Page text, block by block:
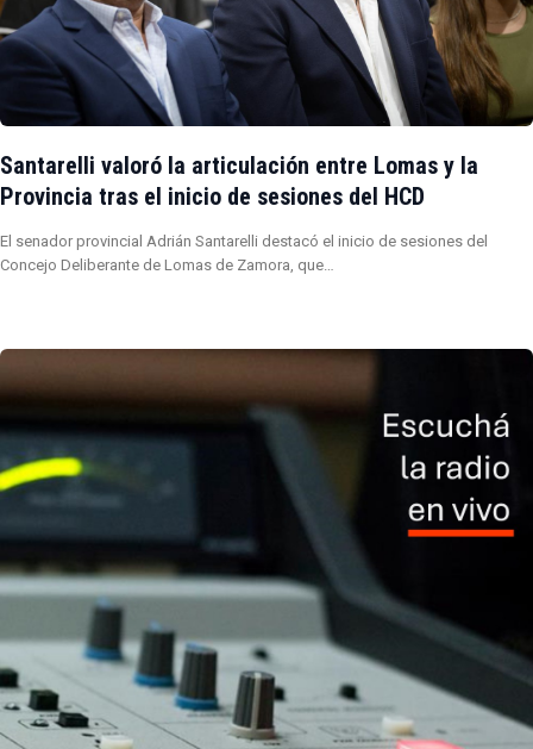
Santarelli valoró la articulación entre Lomas y la
Provincia tras el inicio de sesiones del HCD
El senador provincial Adrián Santarelli destacó el inicio de sesiones del
Concejo Deliberante de Lomas de Zamora, que…